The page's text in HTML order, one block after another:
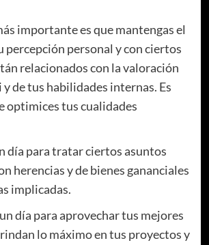
importante es que mantengas el
percepción personal y con ciertos
relacionados con la valoración
de tus habilidades internas. Es
optimices tus cualidades
día para tratar ciertos asuntos
herencias y de bienes gananciales
implicadas.
día para aprovechar tus mejores
lo máximo en tus proyectos y